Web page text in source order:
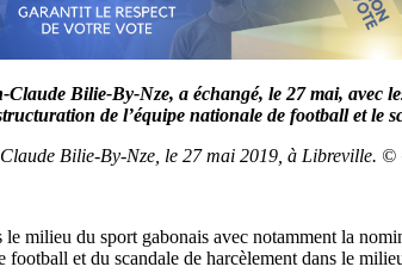
Bilie-By-Nze, a échangé, le 27 mai, avec
de l’équipe nationale de football et le
Bilie-By-Nze, le 27 mai 2019, à Libreville. ©
le milieu du sport gabonais avec notamment la
et du scandale de harcèlement dans le